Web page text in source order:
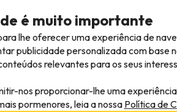
nos Pirenéus e Alpes
de Esquiades.com: a estância
é muito importante
lhe oferecer uma experiência de
publicidade personalizada com base
relevantes para os seus
nos proporcionar-lhe uma
pormenores, leia a nossa Política de